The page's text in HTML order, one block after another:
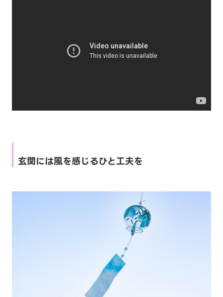
玄関には風を感じるひと工夫を